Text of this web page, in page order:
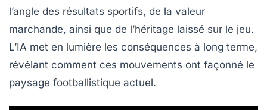
l’angle des résultats sportifs, de la valeur
marchande, ainsi que de l’héritage laissé sur le jeu.
L’IA met en lumière les conséquences à long terme,
révélant comment ces mouvements ont façonné le
paysage footballistique actuel.